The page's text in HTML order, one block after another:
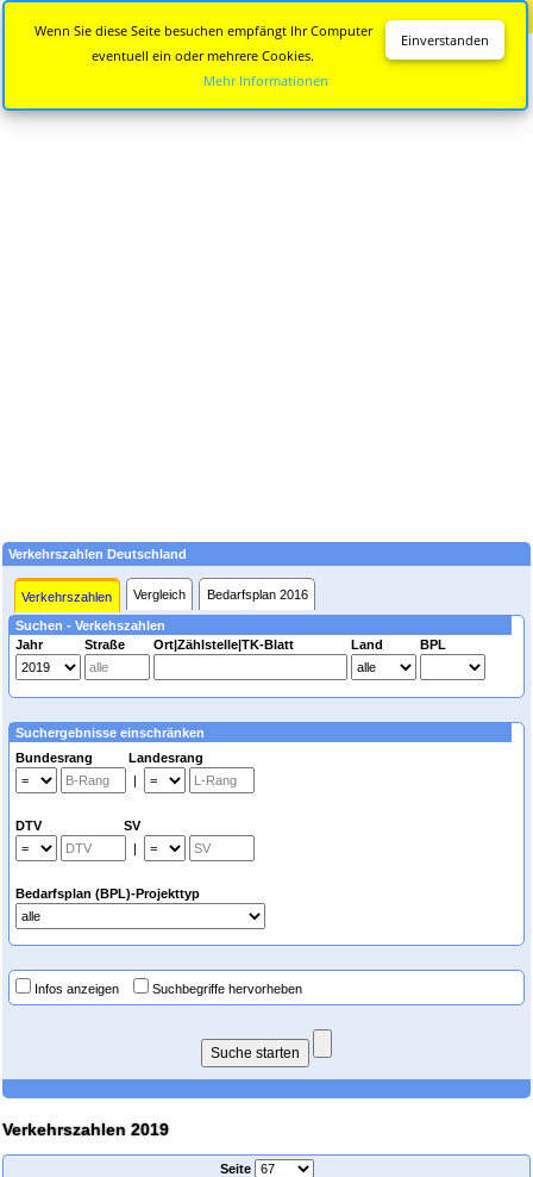
Verkehrszahlen Deutschland
Verkehrszahlen Vergleich Bedarfsplan 2016
Suchen - Verkehszahlen
Jahr
Straße Ort|Zählstelle|TK-Blatt Land BPL
Suchergebnisse einschränken
Bundesrang Landesrang
|
DTV SV
|
Bedarfsplan (BPL)-Projekttyp
Infos anzeigen Suchbegriffe hervorheben
Verkehrszahlen 2019
Seite
Einverstanden
Wenn Sie diese Seite besuchen empfängt Ihr Computer
eventuell ein oder mehrere Cookies.
Mehr Informationen